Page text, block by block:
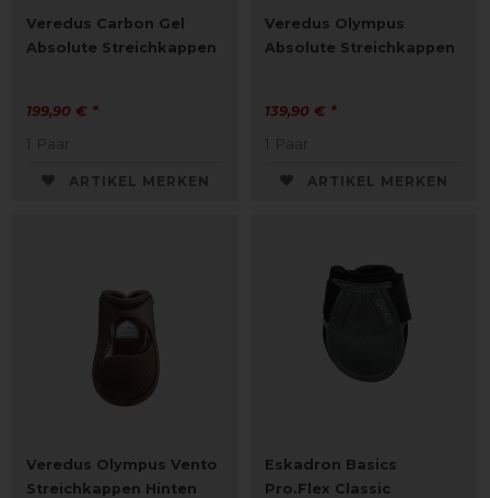
Veredus Carbon Gel
Absolute Streichkappen
199,90 € *
1 Paar
ARTIKEL MERKEN
Veredus Olympus
Absolute Streichkappen
139,90 € *
1 Paar
ARTIKEL MERKEN
Veredus Olympus Vento
Streichkappen Hinten
Eskadron Basics
Pro.Flex Classic